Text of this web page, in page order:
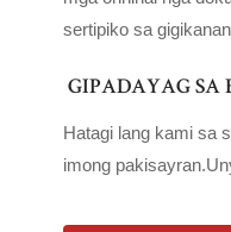
sertipiko sa
GIPADAYAG SA
Hatagi lang kami sa
imong